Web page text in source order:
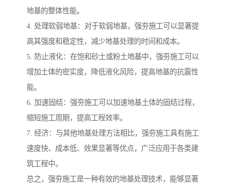
地基的整体性能。
4. 处理软弱地基：对于软弱地基，强夯施工可以显著提
高其强度和稳定性，减少地基处理的时间和成本。
5. 防止液化：在饱和砂土或粉土地基中，强夯施工可以
增加土体的密实度，降低液化风险，提高地基的抗震性
能。
6. 加速固结：强夯施工可以加速地基土体的固结过程，
缩短施工周期，提高工程效率。
7. 经济：与其他地基处理方法相比，强夯施工具有施工
速度快、成本低、效果显著等优点，广泛应用于各类建
筑工程中。
总之，强夯施工是一种有效的地基处理技术，能够显著